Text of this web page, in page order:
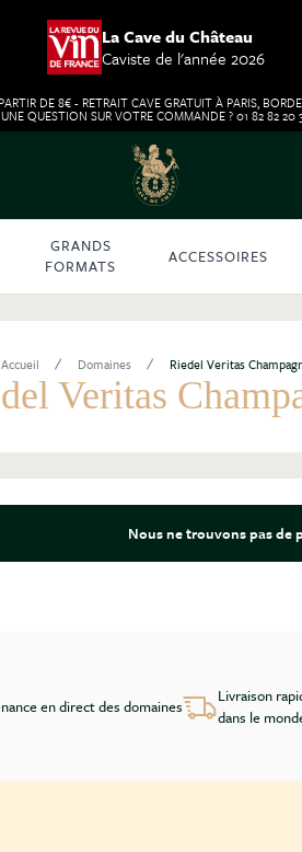
La Cave du Château
Caviste de l'année 2026
DE 8€ - RETRAIT CAVE GRATUIT À PARIS,
UNE QUESTION SUR VOTRE COMMANDE ? 01 82 82 20
GRANDS
FORMATS
ACCESSOIRES
Accueil / Domaines / Riedel Veritas
Veritas
Nous ne trouvons pas de
en direct des domaines
Livraison
dans le